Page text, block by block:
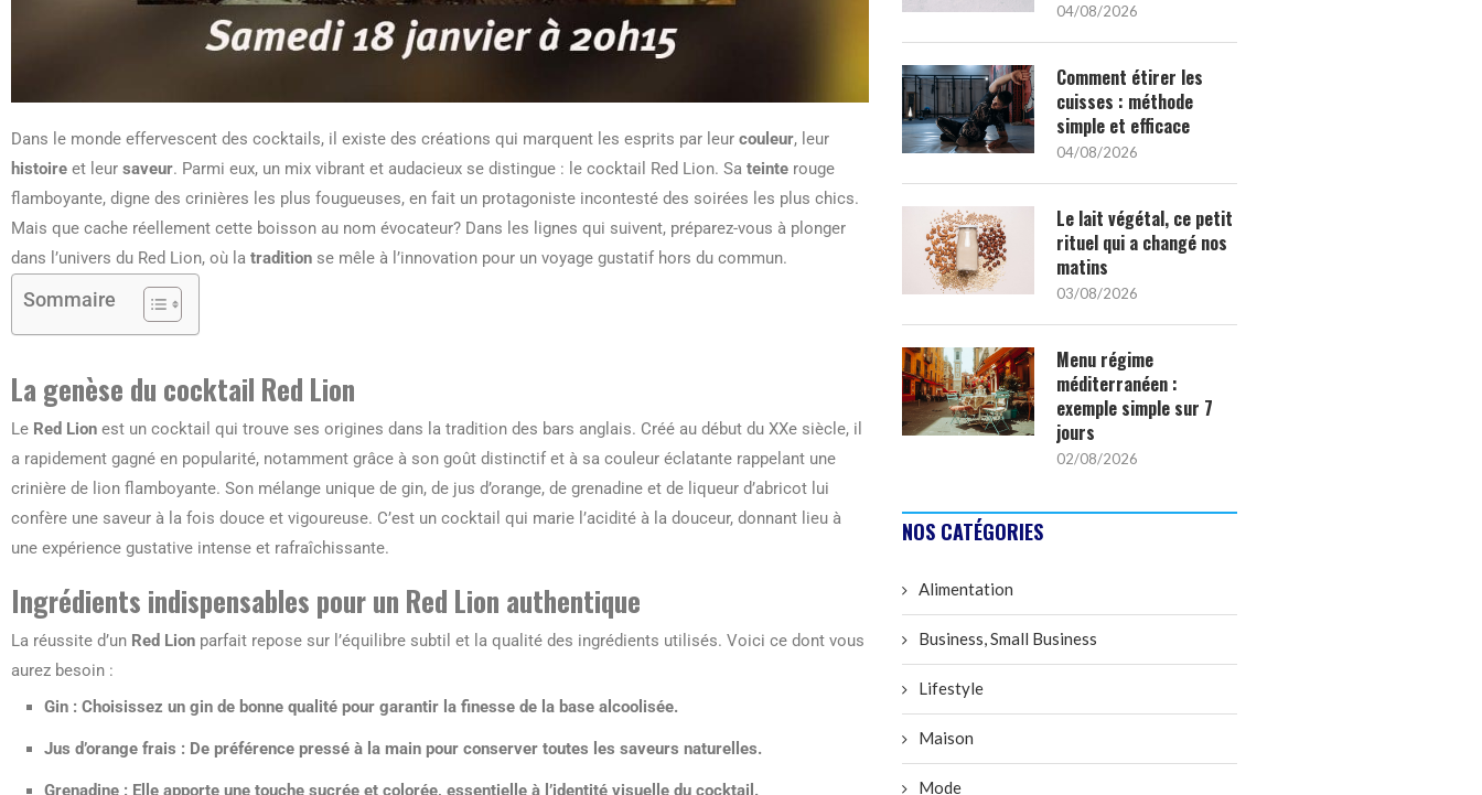
Dans le monde effervescent des cocktails, il existe des créations qui marquent les esprits par leur couleur, leur
histoire et leur saveur. Parmi eux, un mix vibrant et audacieux se distingue : le cocktail Red Lion. Sa teinte rouge
flamboyante, digne des crinières les plus fougueuses, en fait un protagoniste incontesté des soirées les plus chics.
Mais que cache réellement cette boisson au nom évocateur? Dans les lignes qui suivent, préparez-vous à plonger
dans l’univers du Red Lion, où la tradition se mêle à l’innovation pour un voyage gustatif hors du commun.
Sommaire
La genèse du cocktail Red Lion
Le Red Lion est un cocktail qui trouve ses origines dans la tradition des bars anglais. Créé au début du XXe siècle, il
a rapidement gagné en popularité, notamment grâce à son goût distinctif et à sa couleur éclatante rappelant une
crinière de lion flamboyante. Son mélange unique de gin, de jus d’orange, de grenadine et de liqueur d’abricot lui
confère une saveur à la fois douce et vigoureuse. C’est un cocktail qui marie l’acidité à la douceur, donnant lieu à
une expérience gustative intense et rafraîchissante.
Ingrédients indispensables pour un Red Lion authentique
La réussite d’un Red Lion parfait repose sur l’équilibre subtil et la qualité des ingrédients utilisés. Voici ce dont vous
aurez besoin :
Gin : Choisissez un gin de bonne qualité pour garantir la finesse de la base alcoolisée.
Jus d’orange frais : De préférence pressé à la main pour conserver toutes les saveurs naturelles.
Grenadine : Elle apporte une touche sucrée et colorée, essentielle à l’identité visuelle du cocktail.
04/08/2026
Comment étirer les
cuisses : méthode
simple et efficace
04/08/2026
Le lait végétal, ce petit
rituel qui a changé nos
matins
03/08/2026
Menu régime
méditerranéen :
exemple simple sur 7
jours
02/08/2026
NOS CATÉGORIES
Alimentation
Business, Small Business
Lifestyle
Maison
Mode